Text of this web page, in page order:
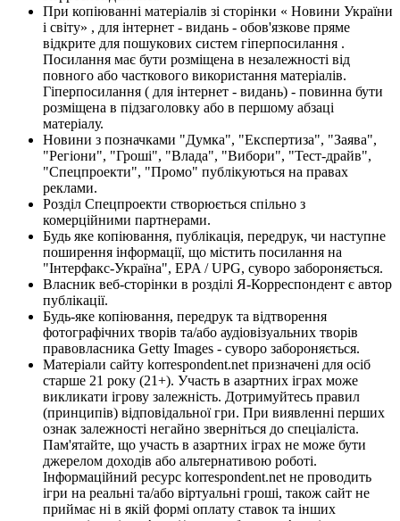
При копіюванні матеріалів зі сторінки « Новини України
і світу» , для інтернет - видань - обов'язкове пряме
відкрите для пошукових систем гіперпосилання .
Посилання має бути розміщена в незалежності від
повного або часткового використання матеріалів.
Гіперпосилання ( для інтернет - видань) - повинна бути
розміщена в підзаголовку або в першому абзаці
матеріалу.
Новини з позначками "Думка", "Експертиза", "Заява",
"Регіони", "Гроші", "Влада", "Вибори", "Тест-драйв",
"Спецпроекти", "Промо" публікуються на правах
реклами.
Розділ Спецпроекти створюється спільно з
комерційними партнерами.
Будь яке копіювання, публікація, передрук, чи наступне
поширення інформації, що містить посилання на
"Інтерфакс-Україна", EPA / UPG, суворо забороняється.
Власник веб-сторінки в розділі Я-Корреспондент є автор
публікації.
Будь-яке копіювання, передрук та відтворення
фотографічних творів та/або аудіовізуальних творів
правовласника Getty Images - суворо забороняється.
Матеріали сайту korrespondent.net призначені для осіб
старше 21 року (21+). Участь в азартних іграх може
викликати ігрову залежність. Дотримуйтесь правил
(принципів) відповідальної гри. При виявленні перших
ознак залежності негайно зверніться до спеціаліста.
Пам'ятайте, що участь в азартних іграх не може бути
джерелом доходів або альтернативою роботі.
Інформаційний ресурс korrespondent.net не проводить
ігри на реальні та/або віртуальні гроші, також сайт не
приймає ні в якій формі оплату ставок та інших